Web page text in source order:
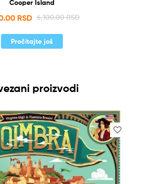
Cooper Island
6,100.00RSD
RSD
Pročitajte još
proizvodi